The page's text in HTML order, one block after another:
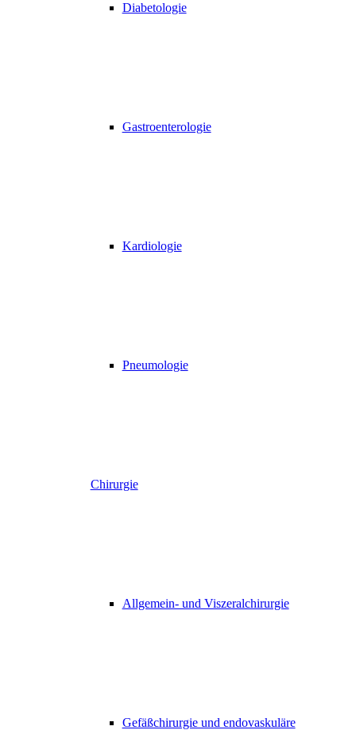
Diabetologie
Gastroenterologie
Kardiologie
Pneumologie
Chirurgie
Allgemein- und Viszeralchirurgie
Gefäßchirurgie und endovaskuläre